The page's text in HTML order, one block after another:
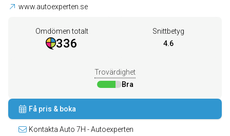
www.autoexperten.se
Omdömen totalt
336
Snittbetyg
4.6
Trovärdighet
Bra
Få pris & boka
Kontakta Auto 7H - Autoexperten